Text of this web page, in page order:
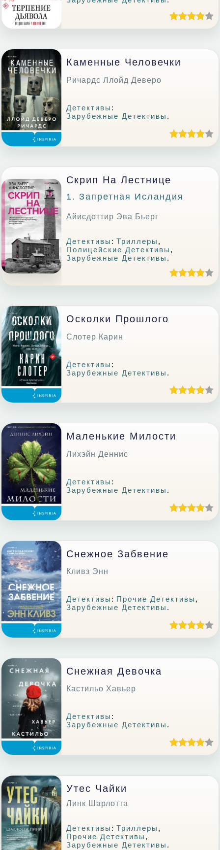
Каменные Человечки
Ричардс Ллойд Деверо
Детективы :
Зарубежные Детективы .
Скрип На Лестнице
1. Запретная Исландия
Айисдоттир Эва Бьерг
Детективы :Триллеры ,
Полицейские Детективы ,
Зарубежные Детективы .
Осколки Прошлого
Слотер Карин
Детективы :
Зарубежные Детективы .
Маленькие Милости
Лихэйн Деннис
Детективы :
Зарубежные Детективы .
Снежное Забвение
Кливз Энн
Детективы : Прочие Детективы ,
Зарубежные Детективы .
Снежная Девочка
Кастильо Хавьер
Детективы :
Зарубежные Детективы .
Утес Чайки
Линк Шарлотта
Детективы :Триллеры ,
Прочие Детективы ,
Зарубежные Детективы .